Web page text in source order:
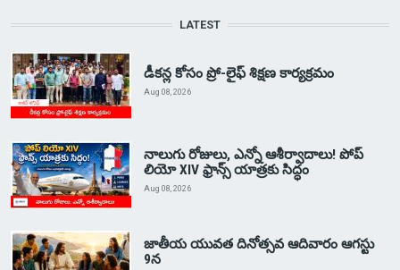
LATEST
డీకన్ల కోసం ప్రో-లైఫ్ శిక్షణ కార్యక్రమం
Aug 08, 2026
నాలుగు రోజులు, ఎన్నో ఆశీర్వాదాలు! పోప్
లియో XIV ఫ్రాన్స్ యాత్రకు సిద్ధం
Aug 08, 2026
జాతీయ యువత దినోత్సవ ఆదివారం ఆగస్టు
9న